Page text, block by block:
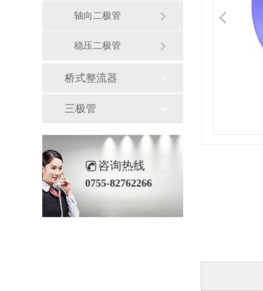
轴向二极管
稳压二极管
桥式整流器
三极管
咨询热线
0755-82762266